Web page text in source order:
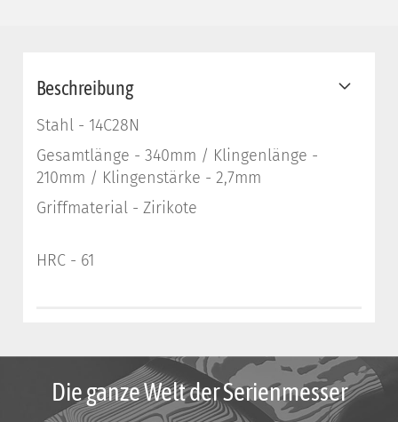
Beschreibung
Stahl - 14C28N
Gesamtlänge - 340mm / Klingenlänge -
210mm / Klingenstärke - 2,7mm
Griffmaterial - Zirikote
HRC - 61
Die ganze Welt der Serienmesser